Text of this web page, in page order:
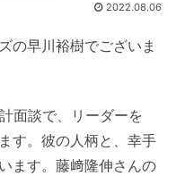
2022.08.06
の早川裕樹でございま
面談で、リーダーを
す。彼の人柄と、幸手
ます。藤﨑隆伸さんの